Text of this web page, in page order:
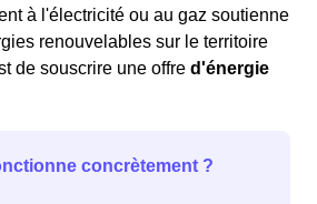
à l'électricité ou au gaz soutienne
renouvelables sur le territoire
de souscrire une offre d'énergie
concrètement ?